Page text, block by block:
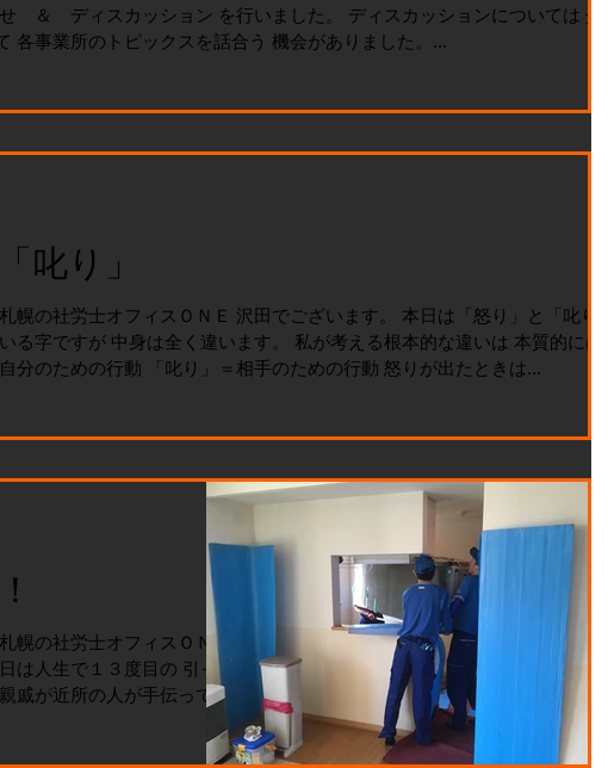
＆ ディスカッション を行いました。 ディスカッションについては 介
各事業所のトピックスを話合う 機会がありました。...
叱り」
幌の社労士オフィスＯＮＥ 沢田でございます。 本日は「怒り」と「叱り」
る字ですが 中身は全く違います。 私が考える根本的な違いは 本質的には
分のための行動 「叱り」＝相手のための行動 怒りが出たときは...
幌の社労士オフィスＯＮＥ
は人生で１３度目の 引っ越
戚が近所の人が手伝って く
多いと感じています。 親戚